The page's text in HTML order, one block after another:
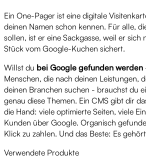
Ein One-Pager ist eine digitale
deinen Namen schon kennen. Für alle,
sollen, ist er eine Sackgasse, weil er sich
Stück vom Google-Kuchen sichert.
Willst du bei Google gefunden werden
Menschen, die nach deinen Leistungen,
deinen Branchen suchen - brauchst du
genau diese Themen. Ein CMS gibt dir
die Hand: viele optimierte Seiten, viele
Kunden über Google. Organisch
Klick zu zahlen. Und das Beste: Es
Verwendete Produkte